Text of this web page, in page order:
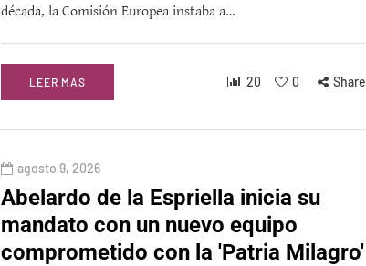
década, la Comisión Europea instaba a…
LEER MÁS 20 0 Share
agosto 9, 2026
Abelardo de la Espriella inicia su
mandato con un nuevo equipo
comprometido con la 'Patria Milagro'